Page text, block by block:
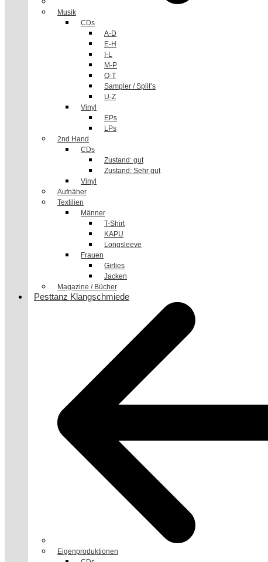
Musik
CDs
A-D
E-H
I-L
M-P
Q-T
Sampler / Split’s
U-Z
Vinyl
EPs
LPs
2nd Hand
CDs
Zustand: gut
Zustand: Sehr gut
Vinyl
Aufnäher
Textilien
Männer
T-Shirt
KAPU
Longsleeve
Frauen
Girlies
Jacken
Magazine / Bücher
Pesttanz Klangschmiede
Eigenproduktionen